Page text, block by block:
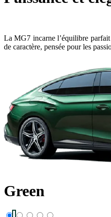
La MG7 incarne l’équilibre
de caractère, pensée pour les
Green